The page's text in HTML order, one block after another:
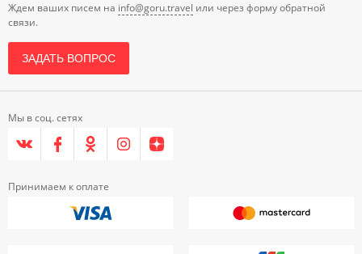
Ждем ваших писем на info@goru.travel или через форму обратной
связи.
ЗАДАТЬ ВОПРОС
Мы в соц. сетях
Принимаем к оплате